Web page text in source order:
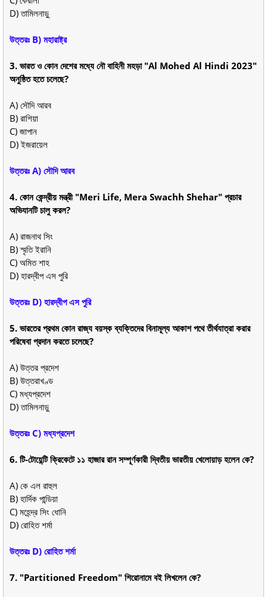
D) তামিলনাড়ু
উত্তরঃ B) মহারাষ্ট্র
3. ভারত ও কোন দেশের মধ্যে নৌ বাহিনী মহড়া "Al Mohed Al Hindi 2023"
অনুষ্ঠিত হতে চলেছে?
A) সৌদি আরব
B) রাশিয়া
C) জাপান
D) ইজরায়েল
উত্তরঃ A) সৌদি আরব
4. কোন কেন্দ্রীয় মন্ত্রী "Meri Life, Mera Swachh Shehar" প্রচার
অভিযানটি চালু করল?
A) রাজনাথ সিং
B) স্মৃতি ইরানি
C) অমিত শাহ
D) হারদ্বীপ এস পুরি
উত্তরঃ D) হারদ্বীপ এস পুরি
5. ভারতের প্রথম কোন রাজ্য বয়স্ক ব্যক্তিদের বিনামূল্য আকাশ পথে তীর্থযাত্রা করার
পরিষেবা প্রদান করতে চলেছে?
A) উত্তর প্রদেশ
B) উত্তরাখণ্ড
C) মধ্যপ্রদেশ
D) তামিলনাড়ু
উত্তরঃ C) মধ্যপ্রদেশ
6. টি-টোয়েন্টি ক্রিকেটে ১১ হাজার রান সম্পূর্ণকারী দ্বিতীয় ভারতীয় খেলোয়াড় হলেন কে?
A) কে এল রাহুল
B) হার্দিক পান্ডিয়া
C) মহেন্দ্র সিং ধোনি
D) রোহিত শর্মা
উত্তরঃ D) রোহিত শর্মা
7. "Partitioned Freedom" শিরোনামে বই লিখলেন কে?